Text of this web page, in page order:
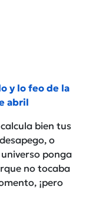
y lo feo de la
abril
bien tus
o
ponga
no tocaba
¡pero